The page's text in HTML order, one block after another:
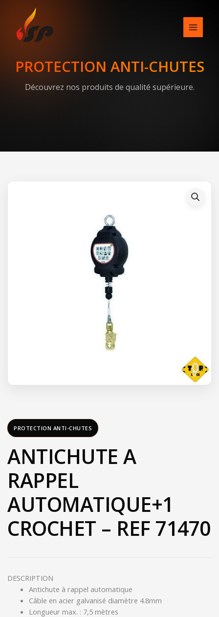
content
PROTECTION ANTI-CHUTES
Découvrez nos produits de qualité supérieure.
PROTECTION ANTI-CHUTES
ANTICHUTE A
RAPPEL
AUTOMATIQUE+1
CROCHET – REF 71470
DESCRIPTION
Antichute à rappel automatique
Câble en acier galvanisé diamètre 4.8mm
Longueur max. : 7,5 mètres